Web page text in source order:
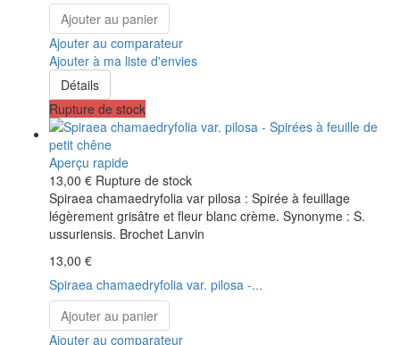
Ajouter au panier
Ajouter au comparateur
Ajouter à ma liste d'envies
Détails
Rupture de stock
Aperçu rapide
13,00 € Rupture de stock
Spiraea chamaedryfolia var pilosa : Spirée à feuillage
légèrement grisâtre et fleur blanc crème. Synonyme : S.
ussuriensis. Brochet Lanvin
13,00 €
Spiraea chamaedryfolia var. pilosa -...
Ajouter au panier
Ajouter au comparateur